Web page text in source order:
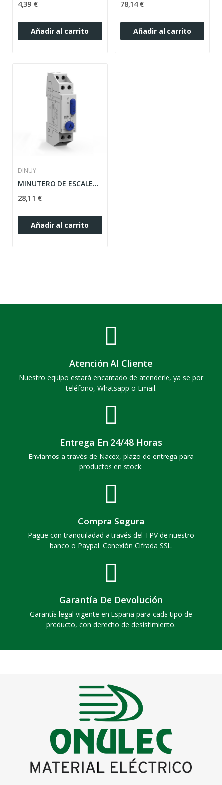
4,39 €
Añadir al carrito
78,14 €
Añadir al carrito
DINUY
MINUTERO DE ESCALERA EL3000 3/4H MI.EL3.004 16A...
28,11 €
Añadir al carrito
Atención Al Cliente
Nuestro equipo estará encantado de atenderle, ya se por
teléfono, Whatsapp o Email.
Entrega En 24/48 Horas
Enviamos a través de Nacex, plazo de entrega para
productos en stock.
Compra Segura
Pague con tranquiladad a través del TPV de nuestro
banco o Paypal. Conexión Cifrada SSL.
Garantía De Devolución
Garantía legal vigente en España para cada tipo de
producto, con derecho de desistimiento.